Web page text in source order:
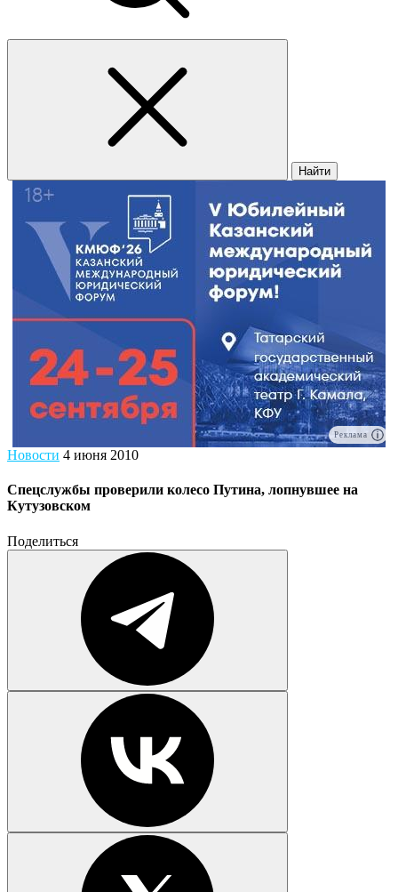
Найти
Реклама
Новости 4 июня 2010
Спецслужбы проверили колесо Путина, лопнувшее на
Кутузовском
Поделиться